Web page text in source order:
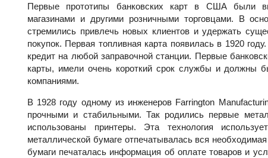
Первые прототипы банковских карт в США были
магазинами и другими розничными торговцами. В
стремились привлечь новых клиентов и удержать
покупок. Первая топливная карта появилась в 1920
кредит на любой заправочной станции. Первые
карты, имели очень короткий срок службы и должны
компаниями.
В 1928 году одному из инженеров Farrington
прочными и стабильными. Так родились первые
использованы принтеры. Эта технология
металлической бумаге отпечатывалась вся
бумаги печаталась информация об оплате товаров и